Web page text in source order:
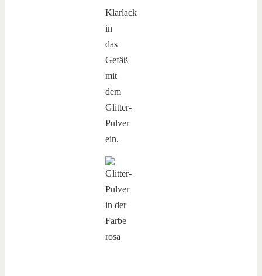
Klarlack
in
das
Gefäß
mit
dem
Glitter-
Pulver
ein.